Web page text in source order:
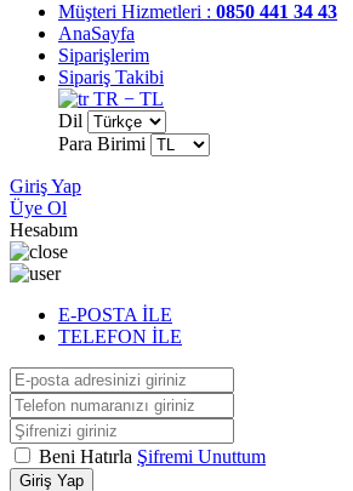
Müşteri Hizmetleri : 0850 441 34 43
AnaSayfa
Siparişlerim
Sipariş Takibi
TR − TL
Dil
Para Birimi
Giriş Yap
Üye Ol
Hesabım
E-POSTA İLE
TELEFON İLE
Beni Hatırla Şifremi Unuttum
Giriş Yap